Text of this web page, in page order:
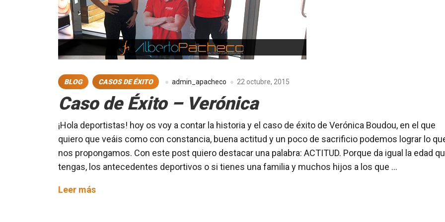
BLOG CASOS DE ÉXITO admin_apacheco 22 octubre, 2015
Caso de Éxito – Verónica
¡Hola deportistas! hoy os voy a contar la historia y el caso de éxito de Verónica Boudou, en el que
quiero que veáis como con constancia, buena actitud y un poco de sacrificio podemos lograr lo
nos propongamos. Con este post quiero destacar una palabra: ACTITUD. Porque da igual la edad
tengas, los antecedentes deportivos o si tienes una familia y muchos hijos a los que …
Leer másCaso